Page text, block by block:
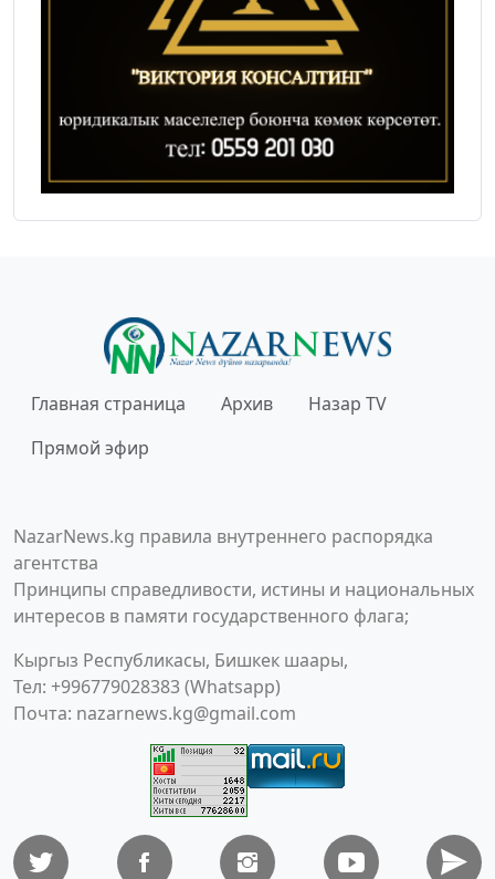
Главная страница Архив
Назар TV
Прямой эфир
NazarNews.kg правила внутреннего распорядка
агентства
Принципы справедливости, истины и национальных
интересов в памяти государственного флага;
Кыргыз Республикасы, Бишкек шаары,
Тел: +996779028383 (Whatsapp)
Почта: nazarnews.kg@gmail.com